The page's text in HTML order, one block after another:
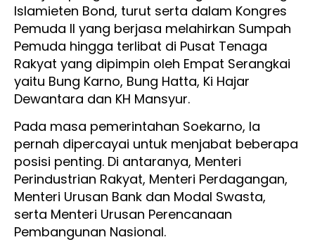
Islamieten Bond, turut serta dalam Kongres
Pemuda II yang berjasa melahirkan Sumpah
Pemuda hingga terlibat di Pusat Tenaga
Rakyat yang dipimpin oleh Empat Serangkai
yaitu Bung Karno, Bung Hatta, Ki Hajar
Dewantara dan KH Mansyur.
Pada masa pemerintahan Soekarno, Ia
pernah dipercayai untuk menjabat beberapa
posisi penting. Di antaranya, Menteri
Perindustrian Rakyat, Menteri Perdagangan,
Menteri Urusan Bank dan Modal Swasta,
serta Menteri Urusan Perencanaan
Pembangunan Nasional.